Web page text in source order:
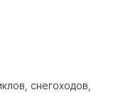
снегоходов,